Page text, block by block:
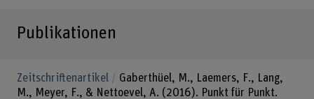
Publikationen
Zeitschriftenartikel
Gaberthüel, M., Laemers, F., Lang,
M., Meyer, F., & Nettoevel, A. (2016). Punkt für Punkt.